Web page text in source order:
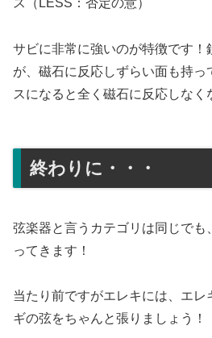
ス（LESS：否定の意）
サビに非常に強いのが特徴です！
が、磁石に反応しずらい面も持っ
スになると全く磁石に反応しなく
終わりに・・・
弦楽器と言うカテゴリは同じでも
ってきます！
当たり前ですがエレキには、エレ
ギの弦をちゃんと張りましょう！